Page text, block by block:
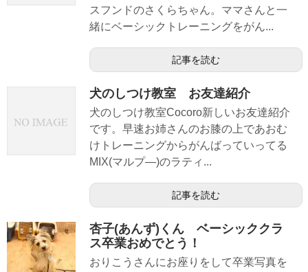
スフンドのさくらちゃん。ママさんと一
緒にベーシックトレーニングをがん...
記事を読む
犬のしつけ教室 お友達紹介
犬のしつけ教室Cocoro新しいお友達紹介
です。早速お姉さんのお膝の上であおむ
けトレーニングからがんばっていってる
MIX(マルプ―)のラティ...
記事を読む
杏子(あんず)くん ベーシッククラ
ス卒業おめでとう！
おりこうさんにお座りをして卒業写真を